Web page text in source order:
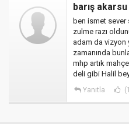
barış akarsu
ben ismet
zulme razı
adam da vizyon
zamanında
mhp artık
deli gibi Halil
Yanıtla